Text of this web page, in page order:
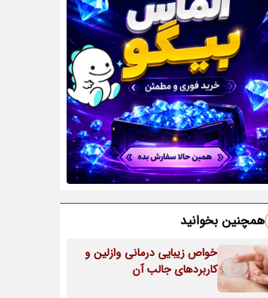
همچنین بخوانید
خواص زیبایی درمانی وازلین و
کاربردهای جالب آن